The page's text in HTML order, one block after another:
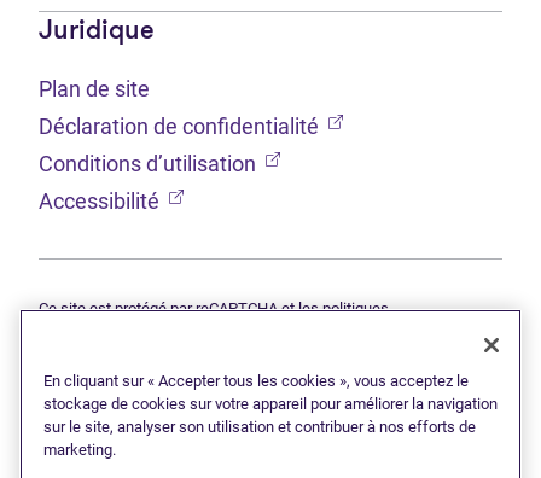
Juridique
Plan de site
Déclaration de confidentialité (Ouvre dans un
Conditions d’utilisation (Ouvre dans un nouvel
Accessibilité (Ouvre dans un nouvel onglet)
Ce site est protégé par reCAPTCHA et les politiques
© 2026 Grant Thornton Limitée, syndics autorisés en insolvabilité —
une filiale de Doane Grant Thornton LLP et un membre canadien de
Grant Thornton International Ltd. Tous droits réservés. « Grant
Thornton » fait référence à la marque sous laquelle les firmes
En cliquant sur « Accepter tous les cookies », vous acceptez le
stockage de cookies sur votre appareil pour améliorer la navigation
sur le site, analyser son utilisation et contribuer à nos efforts de
marketing.